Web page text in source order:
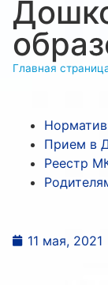
Главная
Прием в
Реестр
11 мая, 2021